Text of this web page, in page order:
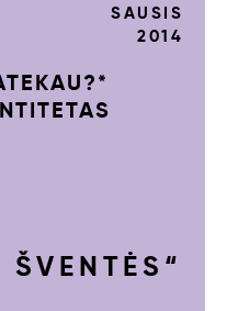
SAUSIS
2014